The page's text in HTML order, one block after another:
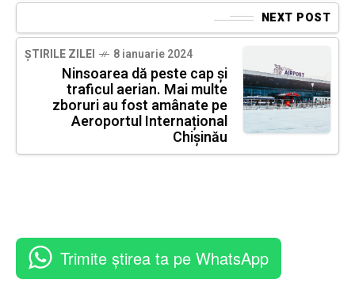
NEXT POST
ȘTIRILE ZILEI 8 ianuarie 2024
Ninsoarea dă peste cap și
traficul aerian. Mai multe
zboruri au fost amânate pe
Aeroportul Internațional
Chișinău
Trimite știrea ta pe WhatsApp